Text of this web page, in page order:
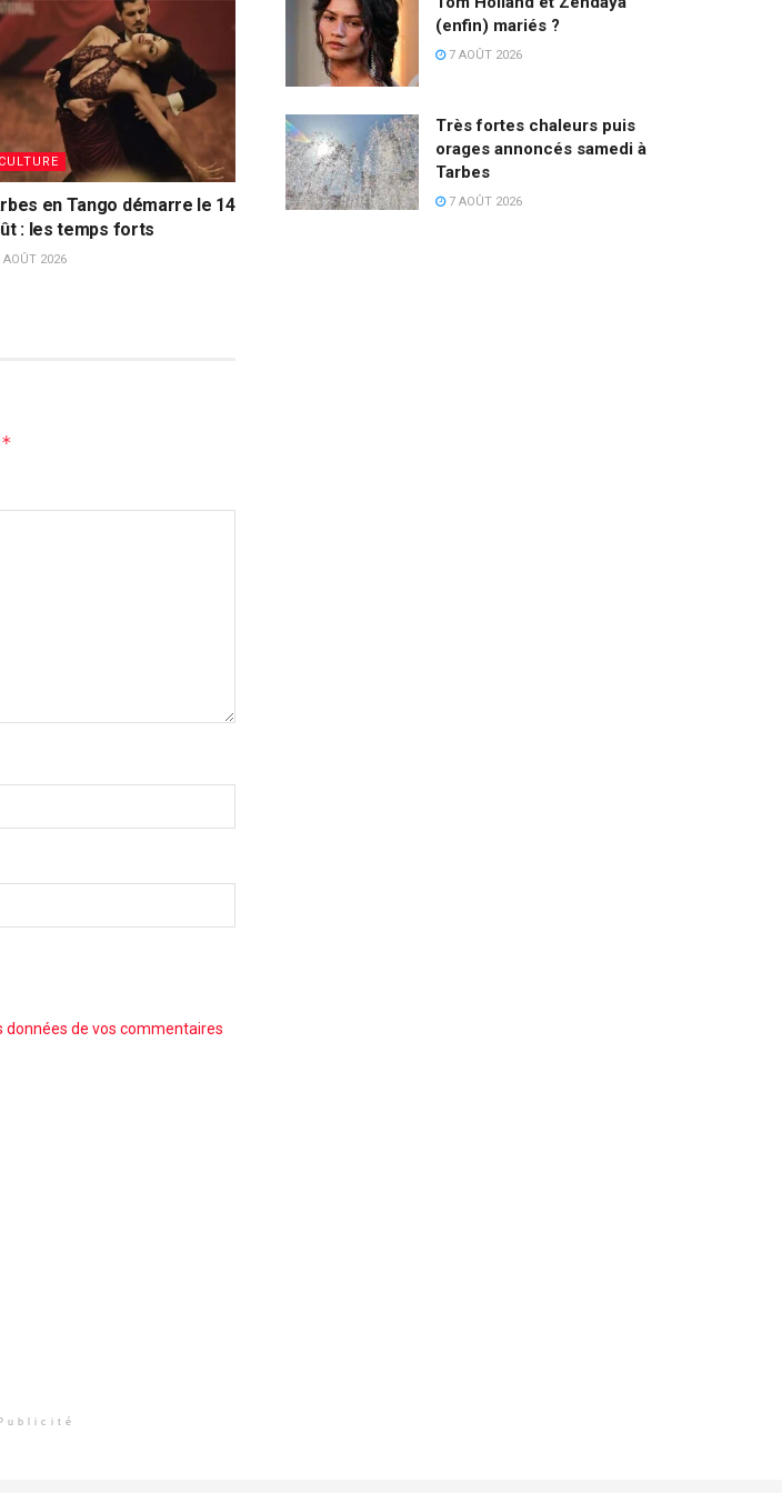
CULTURE
en Tango démarre le 14
: les temps forts
2026
*
données de vos commentaires
(enfin) mariés ?
7 AOÛT 2026
Très fortes chaleurs puis
orages annoncés samedi à
Tarbes
7 AOÛT 2026